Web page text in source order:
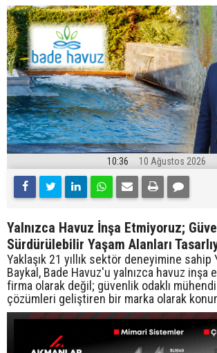
10:36 10 Ağustos 2026
Yalnızca Havuz İnşa Etmiyoruz;
Sürdürülebilir Yaşam Alanları
Yaklaşık 21 yıllık sektör deneyimine sahip
Baykal, Bade Havuz'u yalnızca havuz inşa
firma olarak değil; güvenlik odaklı
çözümleri geliştiren bir marka olarak